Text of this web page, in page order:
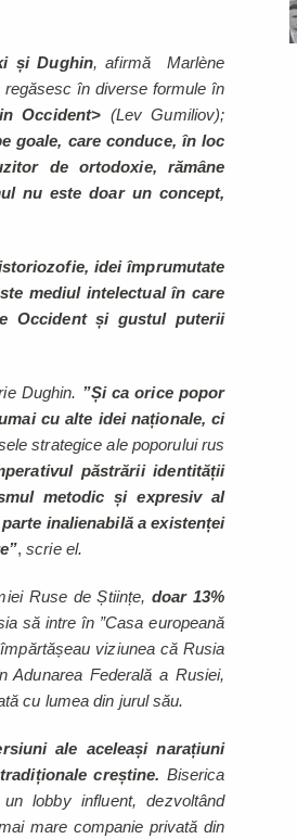
și Dughin, afirmă Marlène
în diverse formule în
Occident> (Lev Gumiliov);
goale, care conduce, în loc
de ortodoxie, rămâne
nu este doar un concept,
idei împrumutate
mediul intelectual în care
Occident și gustul puterii
Dughin. ”Și ca orice popor
cu alte idei naționale, ci
strategice ale poporului rus
păstrării identității
metodic și expresiv al
inalienabilă a existenței
,scrie el.
Ruse de Științe, doar 13%
să intre în ”Casa europeană
viziunea că Rusia
Federală a Rusiei,
cu lumea din jurul său.
ale aceleași narațiuni
creștine. Biserica
lobby influent, dezvoltând
mare companie privată din